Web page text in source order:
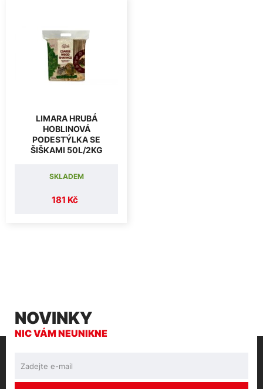
LIMARA HRUBÁ
HOBLINOVÁ
PODESTÝLKA SE
ŠIŠKAMI 50L/2KG
181 Kč
SKLADEM
NOVINKY
NIC VÁM NEUNIKNE